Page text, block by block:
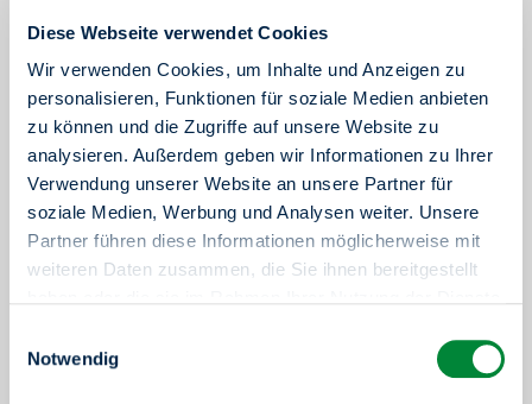
Diese Webseite verwendet Cookies
Wir verwenden Cookies, um Inhalte und Anzeigen zu
personalisieren, Funktionen für soziale Medien anbieten
zu können und die Zugriffe auf unsere Website zu
analysieren. Außerdem geben wir Informationen zu Ihrer
Verwendung unserer Website an unsere Partner für
soziale Medien, Werbung und Analysen weiter. Unsere
Partner führen diese Informationen möglicherweise mit
weiteren Daten zusammen, die Sie ihnen bereitgestellt
Sie haben das Recht Ihre erteilten Einwilligungen
jederzeit zu widerrufen. Dies ist über einen erneuten
Notwendig